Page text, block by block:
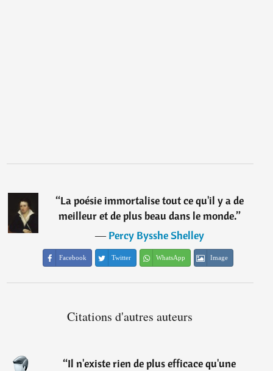
“La poésie immortalise tout ce qu'il y a de
meilleur et de plus beau dans le monde.”
―Percy Bysshe Shelley
Facebook Twitter WhatsApp Image
Citations d'autres auteurs
“Il n'existe rien de plus efficace qu'une